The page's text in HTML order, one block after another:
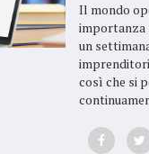
Il mondo
importanza
un
così che si